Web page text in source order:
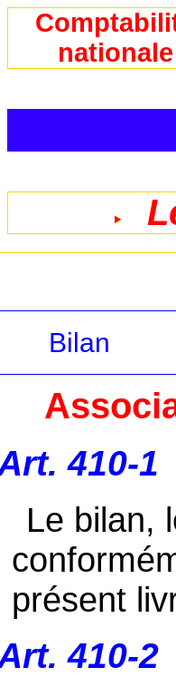
nationale
Bilan
410-1
Le bilan,
présent
410-2